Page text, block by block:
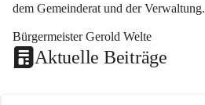
dem Gemeinderat und der Verwaltung.
Bürgermeister Gerold Welte
Aktuelle Beiträge